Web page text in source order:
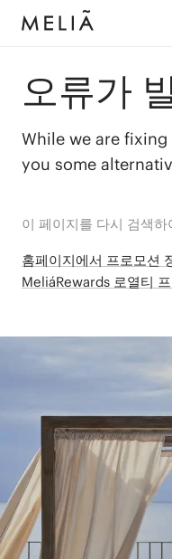
오류가
While we are
you some
이 페이지를 다시 검색
홈페이지에서 프로모션
MeliáRewards 로열티